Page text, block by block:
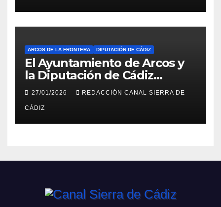
ARCOS DE LA FRONTERA DIPUTACIÓN DE CÁDIZ
El Ayuntamiento de Arcos y
la Diputación de Cádiz
impulsan la rehabilitación del
edificio anexo al Castillo con
la redacción del proyecto
27/01/2026 REDACCIÓN CANAL SIERRA DE
CÁDIZ